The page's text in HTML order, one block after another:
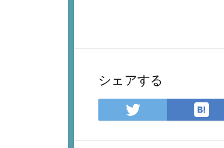
シェアする
Twitter
で
は
て